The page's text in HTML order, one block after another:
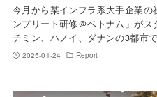
今月から某インフラ系大手企業
ンプリート研修＠ベトナム」が
チミン、ハノイ、ダナンの3都市
2025-01-24 Report